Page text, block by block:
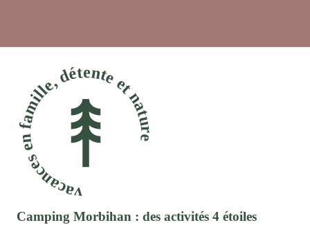
vacances en famille, détente et nature
Camping Morbihan : des activités 4 étoiles